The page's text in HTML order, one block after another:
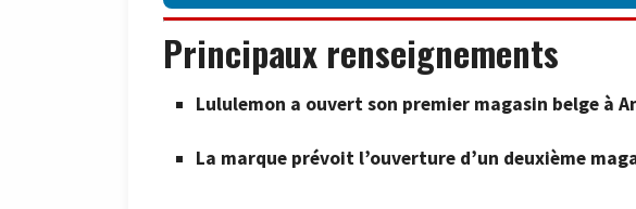
Principaux renseignements
Lululemon a ouvert son premier magasin belge à
La marque prévoit l’ouverture d’un deuxième